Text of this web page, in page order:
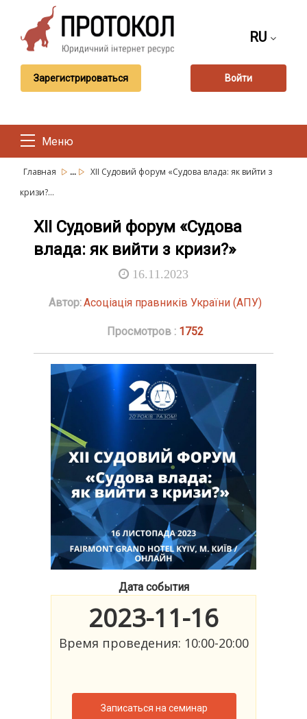
RU
Зарегистрироваться Войти
Меню
Главная ...
ХІІ Судовий форум «Судова влада: як вийти з
кризи?...
ХІІ Судовий форум «Судова
влада: як вийти з кризи?»
16.11.2023
Автор:Асоціація правників України (АПУ)
Просмотров : 1752
Дата события
2023-11-16
Время проведения: 10:00-20:00
Записаться на семинар